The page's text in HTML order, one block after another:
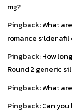
mg?
Pingback:What
romance
Pingback:How
Round 2 generic
Pingback:What
Pingback:Can